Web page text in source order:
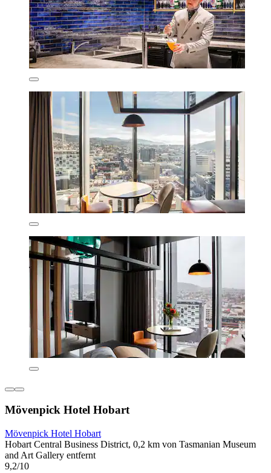
Mövenpick Hotel Hobart
Mövenpick Hotel Hobart
Hobart Central Business District, 0,2 km von Tasmanian Museum
and Art Gallery entfernt
9,2/10